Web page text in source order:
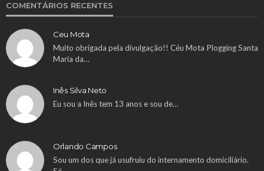
COMENTÁRIOS RECENTES
Ceu Mota
Muito obrigada pela divulgação!! Céu Mota Plogging Santa
Maria da…
Inês Silva Neto
Eu sou a Inês tem 13 anos e sou de…
Orlando Campos
Sou um dos que já usufruiu do internamento domiciliário.